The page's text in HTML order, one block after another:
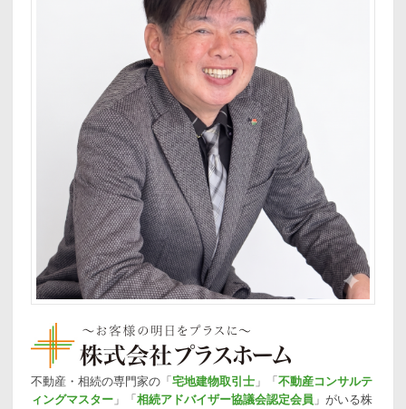
不動産・相続の専門家の「宅地建物取引士 」「不動産コンサルテ
ィングマスター 」「相続アドバイザー協議会認定会員 」がいる株